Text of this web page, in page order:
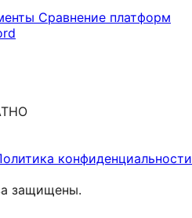
Сравнение платформ
конфиденциальности
защищены.